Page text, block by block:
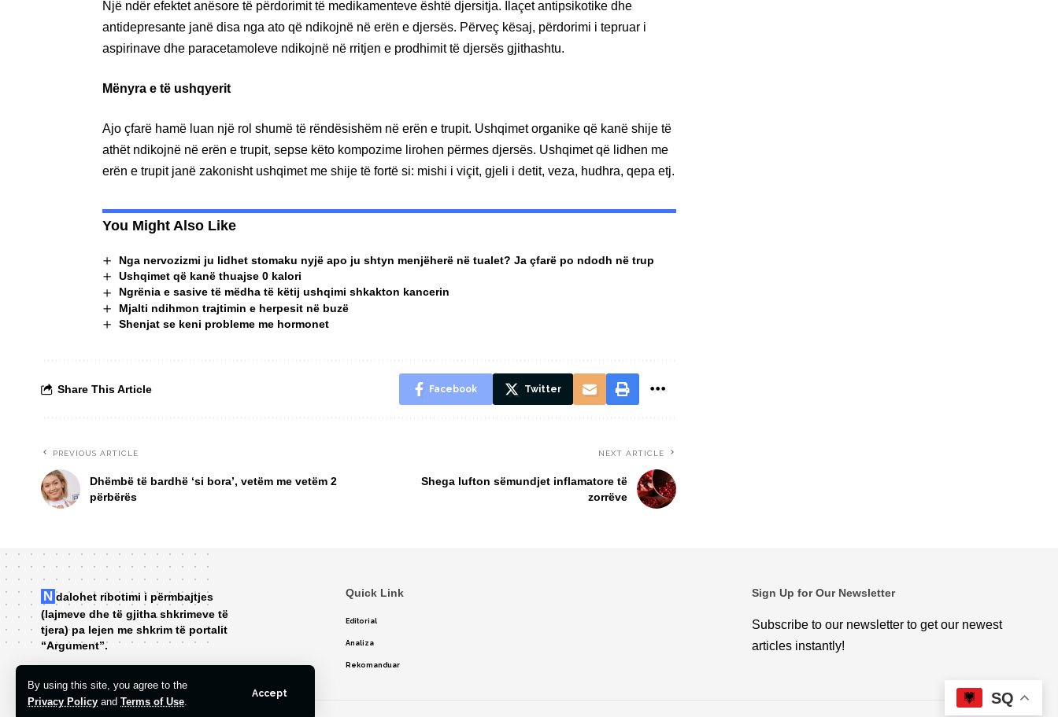
By using this site, you agree to the
Privacy Policy and Terms of Use.
Accept
Një ndër efektet anësore të përdorimit të medikamenteve është djersitja. Ilaçet antipsikotike dhe
antidepresante janë disa nga ato që ndikojnë në erën e djersës. Përveç kësaj, përdorimi i tepruar i
aspirinave dhe paracetamoleve ndikojnë në rritjen e prodhimit të djersës gjithashtu.
Mënyra e të ushqyerit
Ajo çfarë hamë luan një rol shumë të rëndësishëm në erën e trupit. Ushqimet organike që kanë shije të
athët ndikojnë në erën e trupit, sepse këto kompozime lirohen përmes djersës. Ushqimet që lidhen me
erën e trupit janë zakonisht ushqimet me shije të fortë si: mishi i viçit, gjeli i detit, veza, hudhra, qepa etj.
You Might Also Like
Nga nervozizmi ju lidhet stomaku nyjë apo ju shtyn menjëherë në tualet? Ja çfarë po ndodh në trup
Ushqimet që kanë thuajse 0 kalori
Ngrënia e sasive të mëdha të këtij ushqimi shkakton kancerin
Mjalti ndihmon trajtimin e herpesit në buzë
Shenjat se keni probleme me hormonet
Share This Article Facebook Twitter
PREVIOUS ARTICLE
Dhëmbë të bardhë ‘si bora’, vetëm me vetëm 2
përbërës
NEXT ARTICLE
Shega lufton sëmundjet inflamatore të
zorrëve
Ndalohet ribotimi i përmbajtjes
(lajmeve dhe të gjitha shkrimeve të
tjera) pa lejen me shkrim të portalit
“Argument”.
Quick Link
Editorial
Analiza
Rekomanduar
Sign Up for Our Newsletter
Subscribe to our newsletter to get our newest
articles instantly!
SQ